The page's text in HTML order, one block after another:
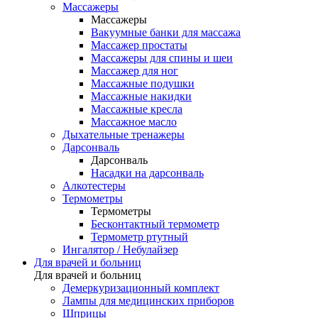
Массажеры
Массажеры
Вакуумные банки для массажа
Массажер простаты
Массажеры для спины и шеи
Массажер для ног
Массажные подушки
Массажные накидки
Массажные кресла
Массажное масло
Дыхательные тренажеры
Дарсонваль
Дарсонваль
Насадки на дарсонваль
Алкотестеры
Термометры
Термометры
Бесконтактный термометр
Термометр ртутный
Ингалятор / Небулайзер
Для врачей и больниц
Для врачей и больниц
Демеркуризационный комплект
Лампы для медицинских приборов
Шприцы